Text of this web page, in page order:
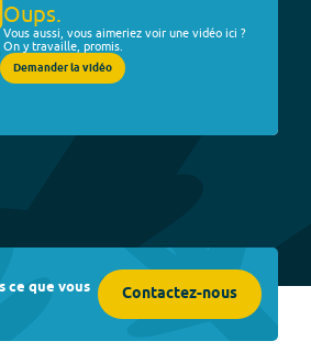
Oups.
Vous aussi, vous aimeriez voir une vidéo ici ?
On y travaille, promis.
Demander la vidéo
ce que vous Contactez-nous